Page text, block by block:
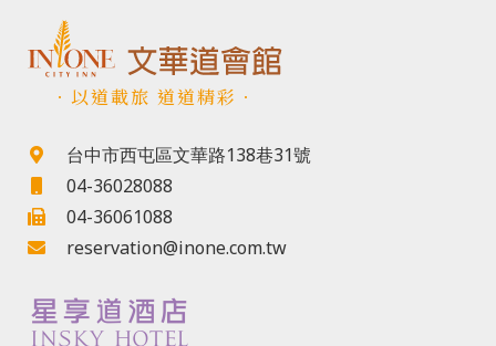
．以道載旅 道道精彩．
台中市西屯區文華路138巷31號
04-36028088
04-36061088
reservation@inone.com.tw